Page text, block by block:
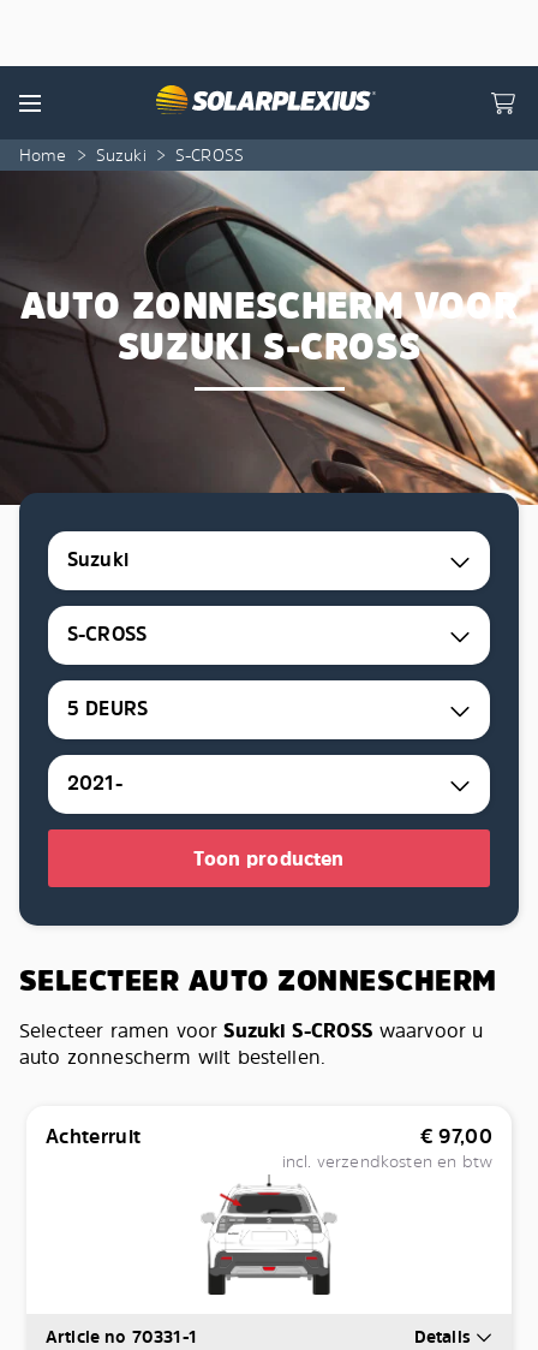
Menu
Home > Suzuki > S-CROSS
AUTO ZONNESCHERM VOOR
SUZUKI S-CROSS
Suzuki
S-CROSS
5 DEURS
2021-
Toon producten
SELECTEER AUTO ZONNESCHERM
Selecteer ramen voorSuzuki S-CROSS waarvoor u
auto zonnescherm wilt bestellen.
Achterruit € 97,00
incl. verzendkosten en btw
Article no 70331-1 Details